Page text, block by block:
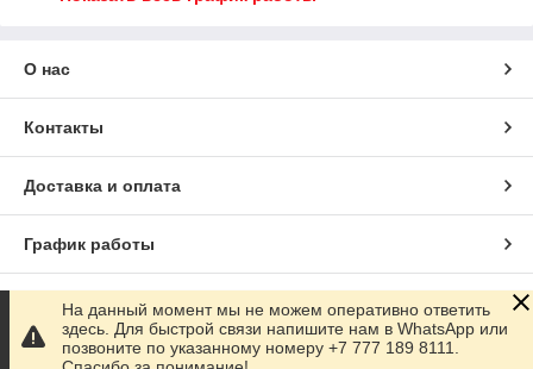
О нас
Контакты
Доставка и оплата
График работы
Полная версия сайта
Сайт создан на маркетплейсе Satu.kz
На данный момент мы не можем оперативно ответить
здесь. Для быстрой связи напишите нам в WhatsApp или
позвоните по указанному номеру +7 777 189 8111.